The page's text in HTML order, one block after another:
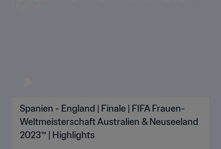
Spanien - England | Finale | FIFA Frauen-
Weltmeisterschaft Australien & Neuseeland
2023™ | Highlights